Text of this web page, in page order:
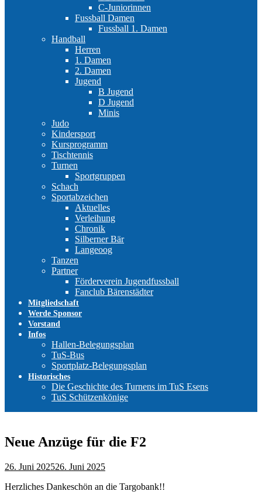
C-Juniorinnen
Fussball Damen
Fussball 1. Damen
Handball
Herren
1. Damen
2. Damen
Jugend
B Jugend
D Jugend
Minis
Judo
Kindersport
Kursprogramm
Tischtennis
Turnen
Sportgruppen
Schach
Sportabzeichen
Aktuelles
Verleihung
Chronik
Silberner Bär
Langeoog
Tanzen
Partner
Förderverein Jugendfussball
Fanclub Bärenstädter
Mitgliedschaft
Werde Sponsor
Vorstand
Infos
Hallen-Belegungsplan
TuS-Bus
Sportplatz-Belegungsplan
Historisches
Die Geschichte des Turnens im TuS Esens
TuS Schützenkönige
Neue Anzüge für die F2
26. Juni 202526. Juni 2025
Herzliches Dankeschön an die Targobank!!